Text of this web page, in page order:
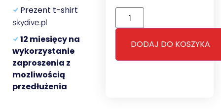
Prezent t-shirt
skydive.pl
12 miesięcy na
wykorzystanie
zaproszenia z
mozliwością
przedłużenia
DODAJ DO KOSZYKA